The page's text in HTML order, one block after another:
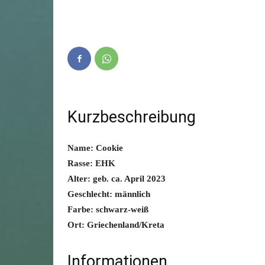
Kurzbeschreibung
Name: Cookie
Rasse: EHK
Alter: geb. ca. April 2023
Geschlecht: männlich
Farbe: schwarz-weiß
Ort: Griechenland/Kreta